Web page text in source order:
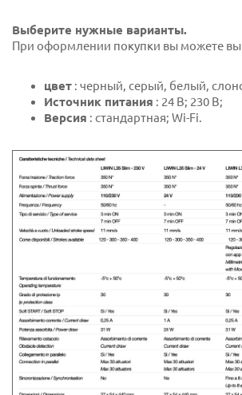
Выберите нужные варианты.
При оформлении покупки вы можете
цвет : черный, серый, белый,
Источник питания : 24 В; 230 В;
Версия : стандартная; Wi-Fi.